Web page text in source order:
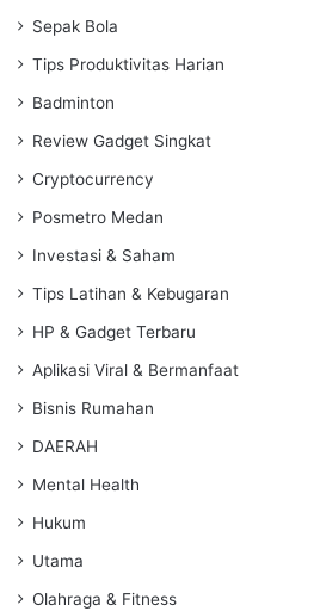
Sepak Bola
Tips Produktivitas Harian
Badminton
Review Gadget Singkat
Cryptocurrency
Posmetro Medan
Investasi & Saham
Tips Latihan & Kebugaran
HP & Gadget Terbaru
Aplikasi Viral & Bermanfaat
Bisnis Rumahan
DAERAH
Mental Health
Hukum
Utama
Olahraga & Fitness